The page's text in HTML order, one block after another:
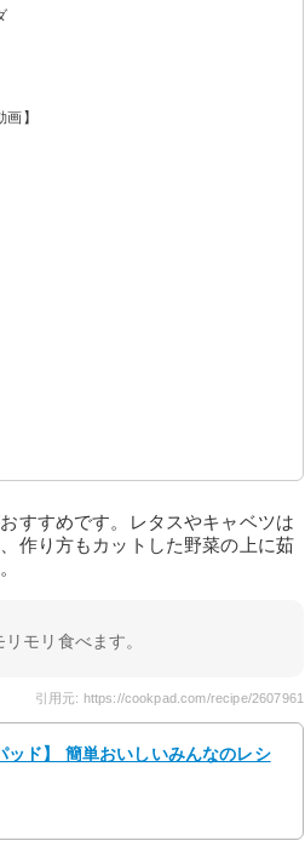
】
すすめです。レタスやキャベツは
作り方もカットした野菜の上に茹
モリ食べます。
引用元: https://cookpad.com/recipe/2607961
ド】 簡単おいしいみんなのレシ